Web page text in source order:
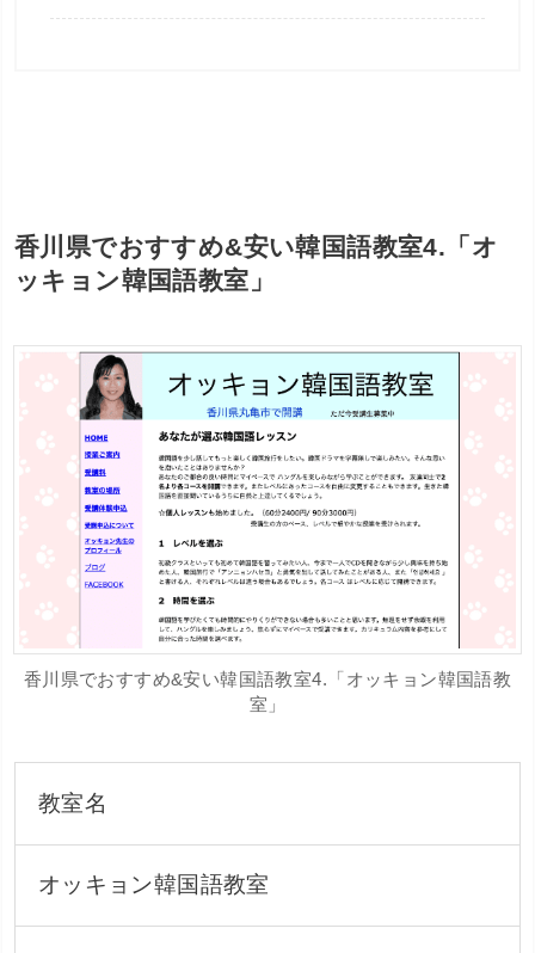
香川県でおすすめ&安い韓国語教室4.「オ
ッキョン韓国語教室」
香川県でおすすめ&安い韓国語教室4.「オッキョン韓国語教
室」
教室名
オッキョン韓国語教室